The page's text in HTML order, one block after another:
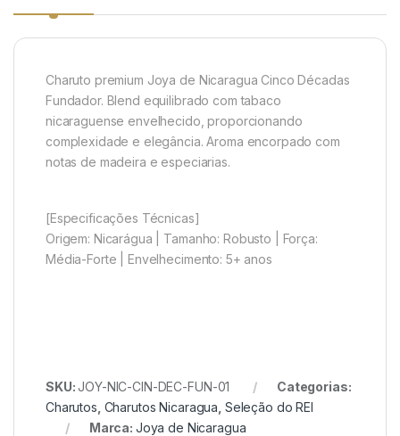
Charuto premium Joya de Nicaragua Cinco Décadas
Fundador. Blend equilibrado com tabaco
nicaraguense envelhecido, proporcionando
complexidade e elegância. Aroma encorpado com
notas de madeira e especiarias.
[Especificações Técnicas]
Origem: Nicarágua | Tamanho: Robusto | Força:
Média-Forte | Envelhecimento: 5+ anos
SKU:JOY-NIC-CIN-DEC-FUN-01
Categorias:
Charutos Charutos Nicaragua Seleção do REI
Marca: Joya de Nicaragua